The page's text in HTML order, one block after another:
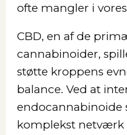
ofte mangler i
CBD, en af de
cannabinoider,
støtte kroppens
balance. Ved at
endocannabinoide
komplekst netværk